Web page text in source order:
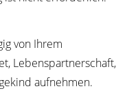
von Ihrem
Lebenspartnerschaft,
aufnehmen.